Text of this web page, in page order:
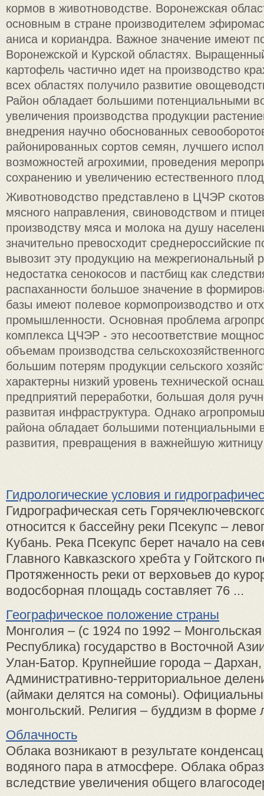
кормов в животноводстве. Воронежская
основным в стране производителем
аниса и кориандра. Важное значение имеют
Воронежской и Курской областях.
картофель частично идет на производство
всех областях получило развитие
Район обладает большими потенциальными
увеличения производства продукции
внедрения научно обоснованных
районированных сортов семян, лучшего
возможностей агрохимии, проведения
сохранению и увеличению естественного
Животноводство представлено в ЦЧЭР
мясного направления, свиноводством и
производству мяса и молока на душу
значительно превосходит среднероссийские
вывозит эту продукцию на межрегиональный
недостатка сенокосов и пастбищ как
распаханности большое значение в
базы имеют полевое кормопроизводство и
промышленности. Основная проблема
комплекса ЦЧЭР - это несоответствие
объемам производства
большим потерям продукции сельского
характерны низкий уровень технической
предприятий переработки, большая доля
развитая инфраструктура. Однако
района обладает большими потенциальными
развития, превращения в важнейшую
Гидрологические условия и
Гидрографическая сеть
относится к бассейну реки Псекупс –
Кубань. Река Псекупс берет начало на
Главного Кавказского хребта у Гойтского
Протяженность реки от верховьев до
водосборная площадь составляет 76 ...
Географическое положение страны
Монголия – (с 1924 по 1992 –
Республика) государство в Восточной
Улан-Батор. Крупнейшие города –
Административно-территориальное
(аймаки делятся на сомоны).
монгольский. Религия – буддизм в
Облачность
Облака возникают в результате
водяного пара в атмосфере. Облака
вследствие увеличения общего